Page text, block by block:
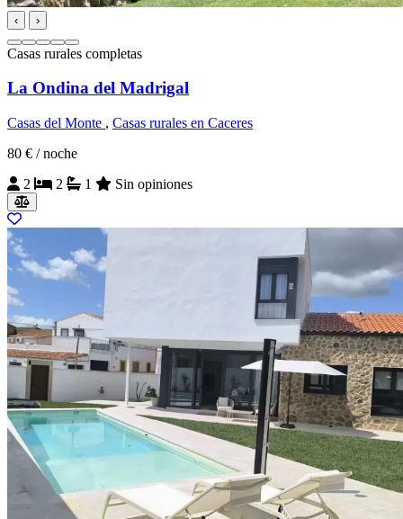
‹ ›
Casas rurales completas
La Ondina del Madrigal
Casas del Monte , Casas rurales en Caceres
80 € / noche
2
2 1 Sin opiniones